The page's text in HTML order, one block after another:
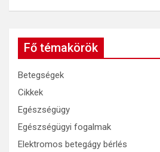
Fő témakörök
Betegségek
Cikkek
Egészségügy
Egészségügyi fogalmak
Elektromos betegágy bérlés